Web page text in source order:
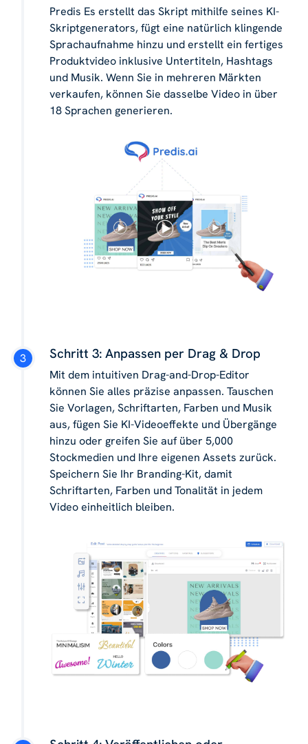
Predis Es erstellt das Skript mithilfe seines KI-
Skriptgenerators, fügt eine natürlich klingende
Sprachaufnahme hinzu und erstellt ein fertiges
Produktvideo inklusive Untertiteln, Hashtags
und Musik. Wenn Sie in mehreren Märkten
verkaufen, können Sie dasselbe Video in über
18 Sprachen generieren.
Schritt 3: Anpassen per Drag & Drop
Mit dem intuitiven Drag-and-Drop-Editor
können Sie alles präzise anpassen. Tauschen
Sie Vorlagen, Schriftarten, Farben und Musik
aus, fügen Sie KI-Videoeffekte und Übergänge
hinzu oder greifen Sie auf über 5,000
Stockmedien und Ihre eigenen Assets zurück.
Speichern Sie Ihr Branding-Kit, damit
Schriftarten, Farben und Tonalität in jedem
Video einheitlich bleiben.